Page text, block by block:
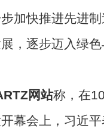
加快推进先进
，逐步迈入绿
网站称，在
幕会上，习近